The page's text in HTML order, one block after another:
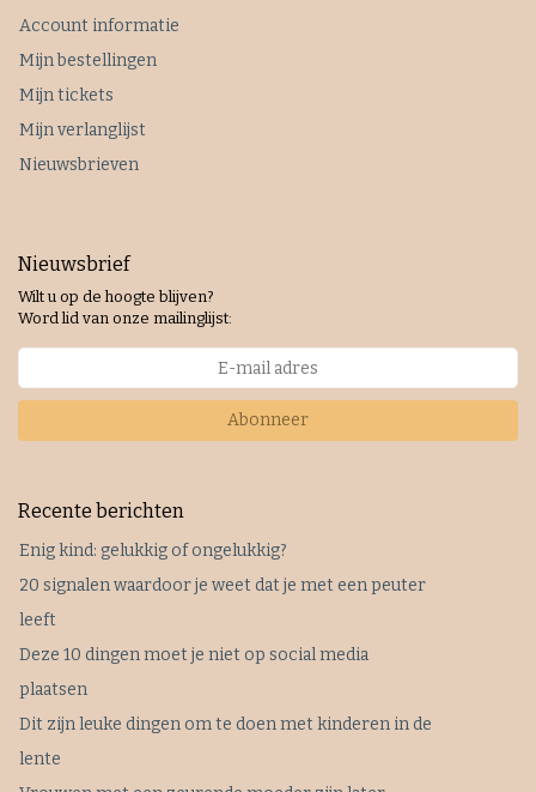
Account informatie
Mijn bestellingen
Mijn tickets
Mijn verlanglijst
Nieuwsbrieven
Nieuwsbrief
Wilt u op de hoogte blijven?
Word lid van onze mailinglijst:
Abonneer
Recente berichten
Enig kind: gelukkig of ongelukkig?
20 signalen waardoor je weet dat je met een peuter
leeft
Deze 10 dingen moet je niet op social media
plaatsen
Dit zijn leuke dingen om te doen met kinderen in de
lente